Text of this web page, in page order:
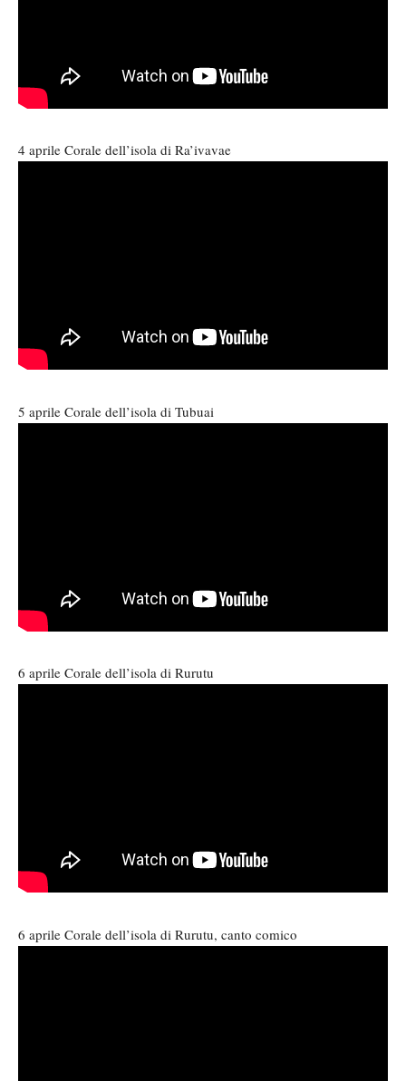
4 aprile Corale dell’isola di Ra’ivavae
5 aprile Corale dell’isola di Tubuai
6 aprile Corale dell’isola di Rurutu
6 aprile Corale dell’isola di Rurutu, canto comico